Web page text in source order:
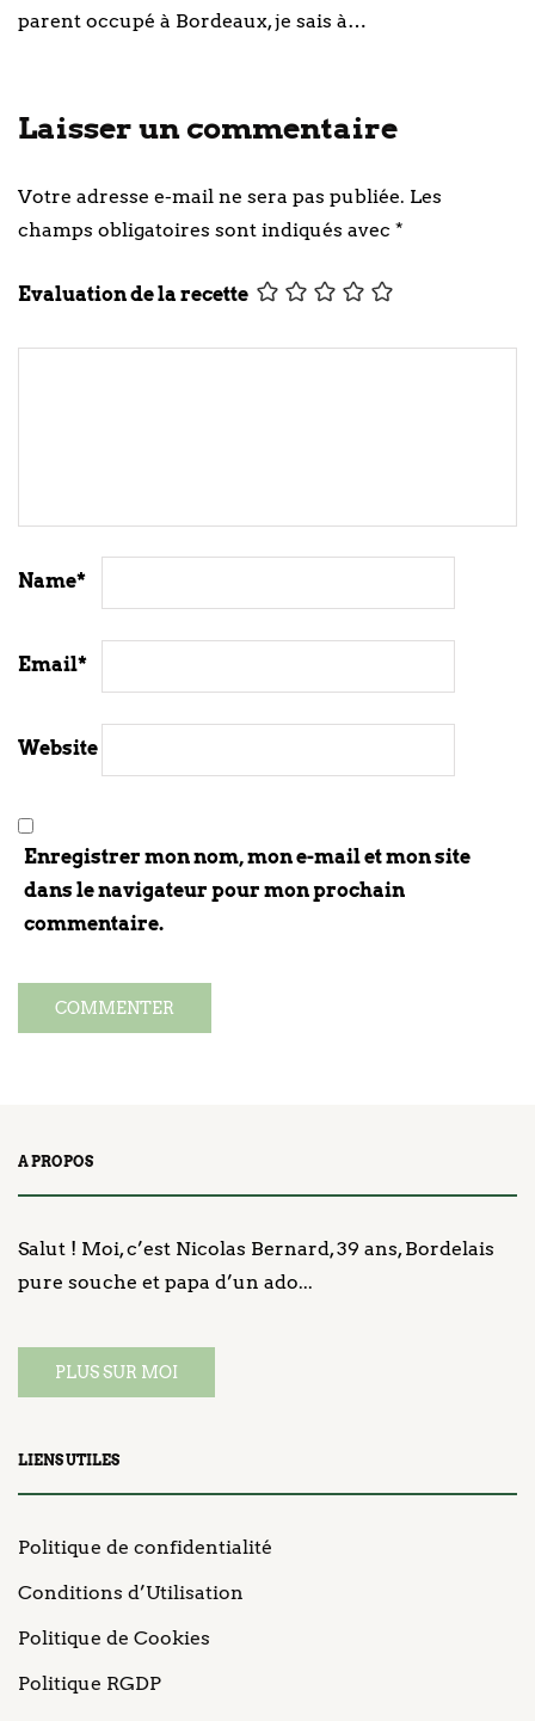
parent occupé à Bordeaux, je sais à…
Laisser un commentaire
Votre adresse e-mail ne sera pas publiée. Les
champs obligatoires sont indiqués avec *
Evaluation de la recette
Name*
Email*
Website
Enregistrer mon nom, mon e-mail et mon site
dans le navigateur pour mon prochain
commentaire.
A PROPOS
Salut ! Moi, c’est Nicolas Bernard, 39 ans, Bordelais
pure souche et papa d’un ado...
PLUS SUR MOI
LIENS UTILES
Politique de confidentialité
Conditions d’Utilisation
Politique de Cookies
Politique RGDP